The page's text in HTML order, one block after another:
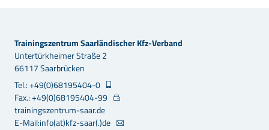
Trainingszentrum Saarländischer Kfz-Verband
Untertürkheimer Straße 2
66117 Saarbrücken
Tel.: +49(0)68195404-0
Fax.: +49(0)68195404-99
trainingszentrum-saar.de
E-Mail:info(at)kfz-saar(.)de